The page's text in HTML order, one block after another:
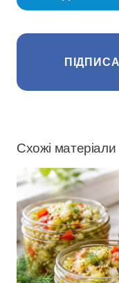
Схожі матеріали